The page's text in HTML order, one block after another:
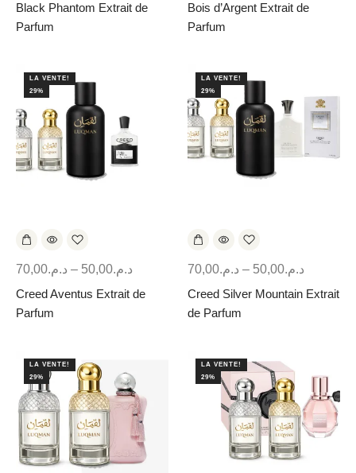
Black Phantom Extrait de
Parfum
Bois d’Argent Extrait de
Parfum
LA VENTE!
29%
د.م.70,00 – د.م.50,00
Creed Aventus Extrait de
Parfum
LA VENTE!
29%
د.م.70,00 – د.م.50,00
Creed Silver Mountain Extrait
de Parfum
LA VENTE!
29%
LA VENTE!
29%